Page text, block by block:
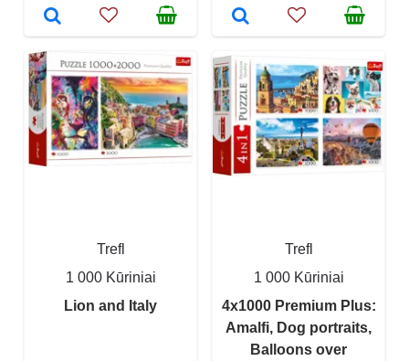
Trefl
1 000 Kūriniai
Lion and Italy
Trefl
1 000 Kūriniai
4x1000 Premium Plus:
Amalfi, Dog portraits,
Balloons over